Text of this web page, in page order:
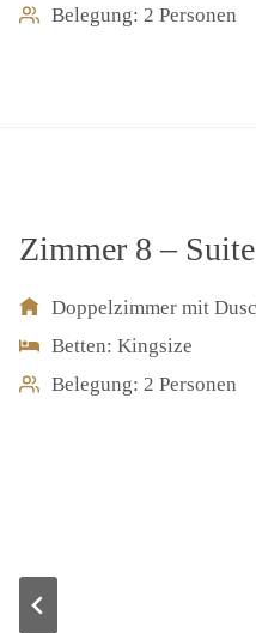
Belegung: 2 Personen
Zimmer 8 – Suite
Doppelzimmer mit
Betten: Kingsize
Belegung: 2 Personen